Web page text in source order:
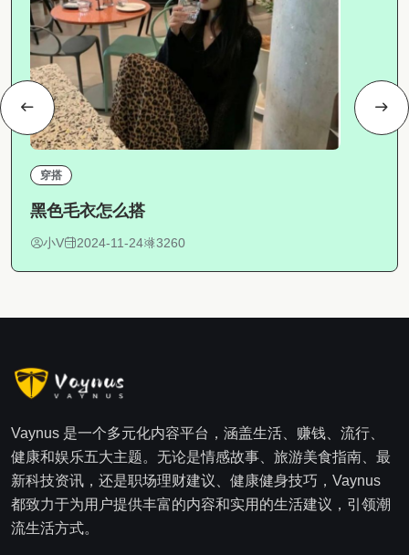
穿搭
黑色毛衣怎么搭
小V 2024-11-24 3260
Vaynus 是一个多元化内容平台，涵盖生活、赚钱、流行、
健康和娱乐五大主题。无论是情感故事、旅游美食指南、最
新科技资讯，还是职场理财建议、健康健身技巧，Vaynus
都致力于为用户提供丰富的内容和实用的生活建议，引领潮
流生活方式。